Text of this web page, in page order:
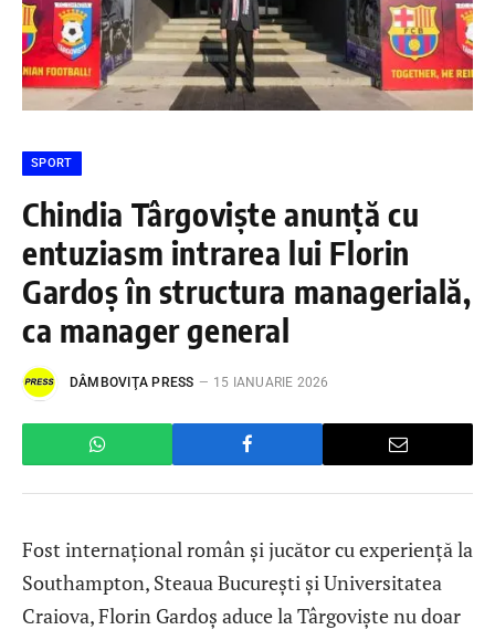
SPORT
Chindia Târgoviște anunță cu
entuziasm intrarea lui Florin
Gardoș în structura managerială,
ca manager general
DÂMBOVIŢA PRESS 15 IANUARIE 2026
Fost internațional român și jucător cu experiență la
Southampton, Steaua București și Universitatea
Craiova, Florin Gardoș aduce la Târgoviște nu doar